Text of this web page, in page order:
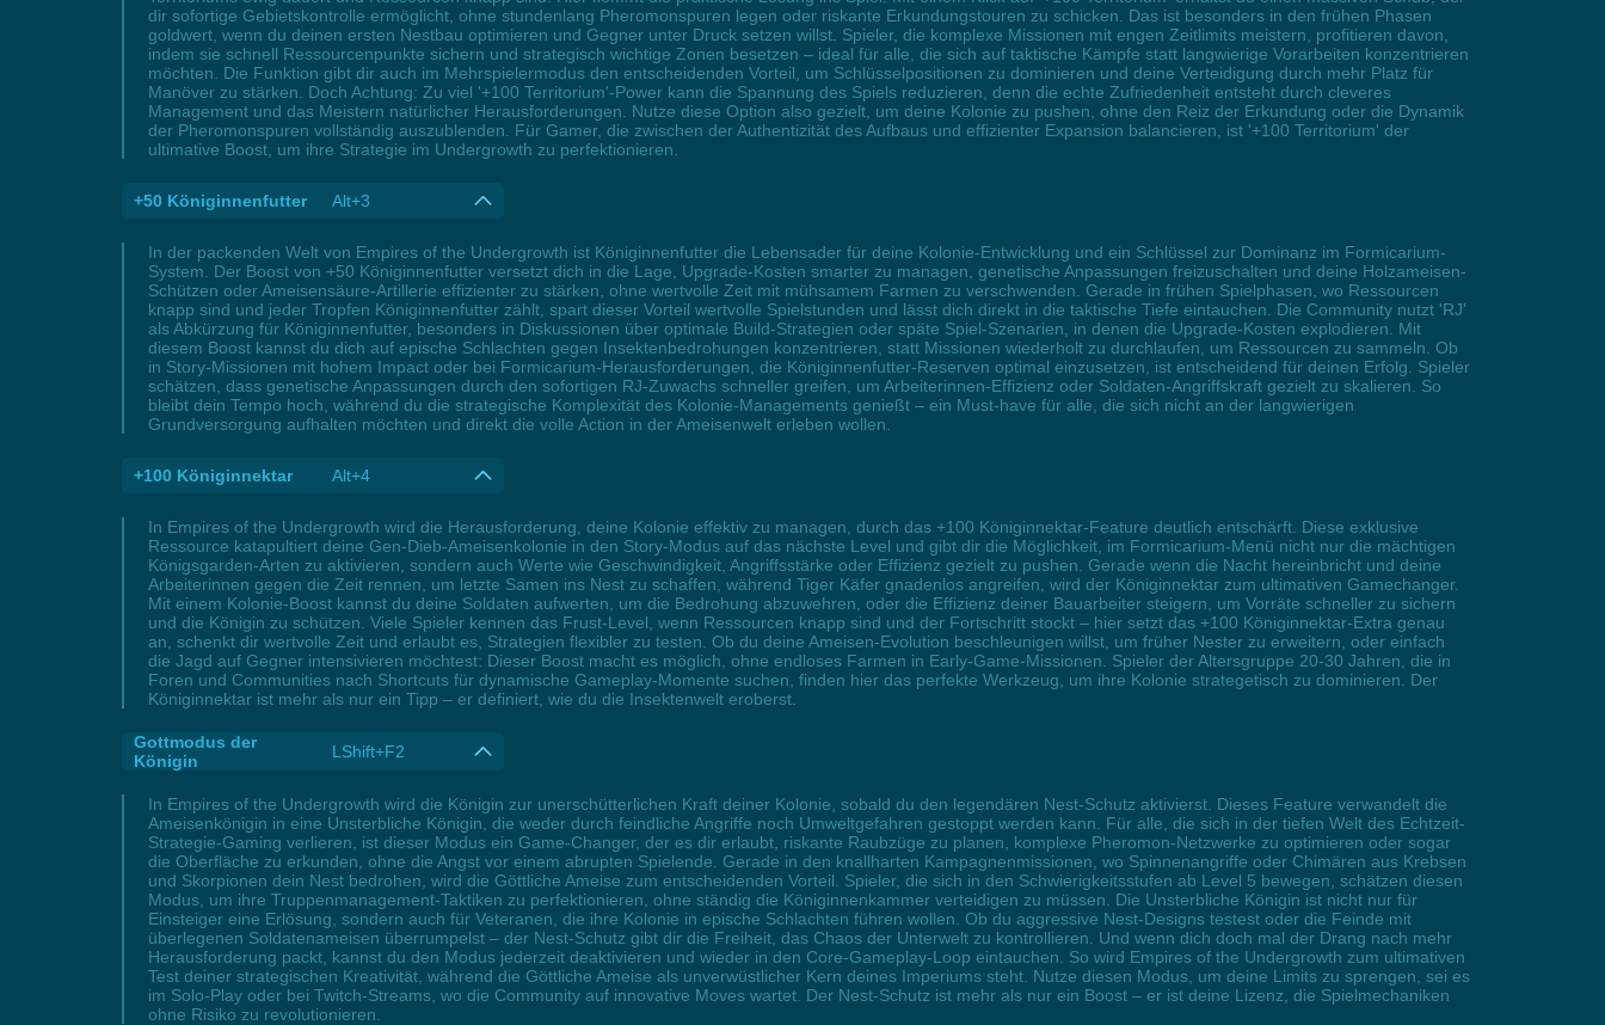
dir sofortige Gebietskontrolle ermöglicht, ohne stundenlang Pheromonspuren legen oder riskante Erkundungstouren zu schicken. Das ist besonders in den frühen Phasen
goldwert, wenn du deinen ersten Nestbau optimieren und Gegner unter Druck setzen willst. Spieler, die komplexe Missionen mit engen Zeitlimits meistern, profitieren davon,
indem sie schnell Ressourcenpunkte sichern und strategisch wichtige Zonen besetzen – ideal für alle, die sich auf taktische Kämpfe statt langwierige Vorarbeiten konzentrieren
möchten. Die Funktion gibt dir auch im Mehrspielermodus den entscheidenden Vorteil, um Schlüsselpositionen zu dominieren und deine Verteidigung durch mehr Platz für
Manöver zu stärken. Doch Achtung: Zu viel '+100 Territorium'-Power kann die Spannung des Spiels reduzieren, denn die echte Zufriedenheit entsteht durch cleveres
Management und das Meistern natürlicher Herausforderungen. Nutze diese Option also gezielt, um deine Kolonie zu pushen, ohne den Reiz der Erkundung oder die Dynamik
der Pheromonspuren vollständig auszublenden. Für Gamer, die zwischen der Authentizität des Aufbaus und effizienter Expansion balancieren, ist '+100 Territorium' der
ultimative Boost, um ihre Strategie im Undergrowth zu perfektionieren.
+50 Königinnenfutter Alt+3
In der packenden Welt von Empires of the Undergrowth ist Königinnenfutter die Lebensader für deine Kolonie-Entwicklung und ein Schlüssel zur Dominanz im Formicarium-
System. Der Boost von +50 Königinnenfutter versetzt dich in die Lage, Upgrade-Kosten smarter zu managen, genetische Anpassungen freizuschalten und deine Holzameisen-
Schützen oder Ameisensäure-Artillerie effizienter zu stärken, ohne wertvolle Zeit mit mühsamem Farmen zu verschwenden. Gerade in frühen Spielphasen, wo Ressourcen
knapp sind und jeder Tropfen Königinnenfutter zählt, spart dieser Vorteil wertvolle Spielstunden und lässt dich direkt in die taktische Tiefe eintauchen. Die Community nutzt 'RJ'
als Abkürzung für Königinnenfutter, besonders in Diskussionen über optimale Build-Strategien oder späte Spiel-Szenarien, in denen die Upgrade-Kosten explodieren. Mit
diesem Boost kannst du dich auf epische Schlachten gegen Insektenbedrohungen konzentrieren, statt Missionen wiederholt zu durchlaufen, um Ressourcen zu sammeln. Ob
in Story-Missionen mit hohem Impact oder bei Formicarium-Herausforderungen, die Königinnenfutter-Reserven optimal einzusetzen, ist entscheidend für deinen Erfolg. Spieler
schätzen, dass genetische Anpassungen durch den sofortigen RJ-Zuwachs schneller greifen, um Arbeiterinnen-Effizienz oder Soldaten-Angriffskraft gezielt zu skalieren. So
bleibt dein Tempo hoch, während du die strategische Komplexität des Kolonie-Managements genießt – ein Must-have für alle, die sich nicht an der langwierigen
Grundversorgung aufhalten möchten und direkt die volle Action in der Ameisenwelt erleben wollen.
+100 Königinnektar Alt+4
In Empires of the Undergrowth wird die Herausforderung, deine Kolonie effektiv zu managen, durch das +100 Königinnektar-Feature deutlich entschärft. Diese exklusive
Ressource katapultiert deine Gen-Dieb-Ameisenkolonie in den Story-Modus auf das nächste Level und gibt dir die Möglichkeit, im Formicarium-Menü nicht nur die mächtigen
Königsgarden-Arten zu aktivieren, sondern auch Werte wie Geschwindigkeit, Angriffsstärke oder Effizienz gezielt zu pushen. Gerade wenn die Nacht hereinbricht und deine
Arbeiterinnen gegen die Zeit rennen, um letzte Samen ins Nest zu schaffen, während Tiger Käfer gnadenlos angreifen, wird der Königinnektar zum ultimativen Gamechanger.
Mit einem Kolonie-Boost kannst du deine Soldaten aufwerten, um die Bedrohung abzuwehren, oder die Effizienz deiner Bauarbeiter steigern, um Vorräte schneller zu sichern
und die Königin zu schützen. Viele Spieler kennen das Frust-Level, wenn Ressourcen knapp sind und der Fortschritt stockt – hier setzt das +100 Königinnektar-Extra genau
an, schenkt dir wertvolle Zeit und erlaubt es, Strategien flexibler zu testen. Ob du deine Ameisen-Evolution beschleunigen willst, um früher Nester zu erweitern, oder einfach
die Jagd auf Gegner intensivieren möchtest: Dieser Boost macht es möglich, ohne endloses Farmen in Early-Game-Missionen. Spieler der Altersgruppe 20-30 Jahren, die in
Foren und Communities nach Shortcuts für dynamische Gameplay-Momente suchen, finden hier das perfekte Werkzeug, um ihre Kolonie strategetisch zu dominieren. Der
Königinnektar ist mehr als nur ein Tipp – er definiert, wie du die Insektenwelt eroberst.
Gottmodus der
Königin
LShift+F2
In Empires of the Undergrowth wird die Königin zur unerschütterlichen Kraft deiner Kolonie, sobald du den legendären Nest-Schutz aktivierst. Dieses Feature verwandelt die
Ameisenkönigin in eine Unsterbliche Königin, die weder durch feindliche Angriffe noch Umweltgefahren gestoppt werden kann. Für alle, die sich in der tiefen Welt des Echtzeit-
Strategie-Gaming verlieren, ist dieser Modus ein Game-Changer, der es dir erlaubt, riskante Raubzüge zu planen, komplexe Pheromon-Netzwerke zu optimieren oder sogar
die Oberfläche zu erkunden, ohne die Angst vor einem abrupten Spielende. Gerade in den knallharten Kampagnenmissionen, wo Spinnenangriffe oder Chimären aus Krebsen
und Skorpionen dein Nest bedrohen, wird die Göttliche Ameise zum entscheidenden Vorteil. Spieler, die sich in den Schwierigkeitsstufen ab Level 5 bewegen, schätzen diesen
Modus, um ihre Truppenmanagement-Taktiken zu perfektionieren, ohne ständig die Königinnenkammer verteidigen zu müssen. Die Unsterbliche Königin ist nicht nur für
Einsteiger eine Erlösung, sondern auch für Veteranen, die ihre Kolonie in epische Schlachten führen wollen. Ob du aggressive Nest-Designs testest oder die Feinde mit
überlegenen Soldatenameisen überrumpelst – der Nest-Schutz gibt dir die Freiheit, das Chaos der Unterwelt zu kontrollieren. Und wenn dich doch mal der Drang nach mehr
Herausforderung packt, kannst du den Modus jederzeit deaktivieren und wieder in den Core-Gameplay-Loop eintauchen. So wird Empires of the Undergrowth zum ultimativen
Test deiner strategischen Kreativität, während die Göttliche Ameise als unverwüstlicher Kern deines Imperiums steht. Nutze diesen Modus, um deine Limits zu sprengen, sei es
im Solo-Play oder bei Twitch-Streams, wo die Community auf innovative Moves wartet. Der Nest-Schutz ist mehr als nur ein Boost – er ist deine Lizenz, die Spielmechaniken
ohne Risiko zu revolutionieren.